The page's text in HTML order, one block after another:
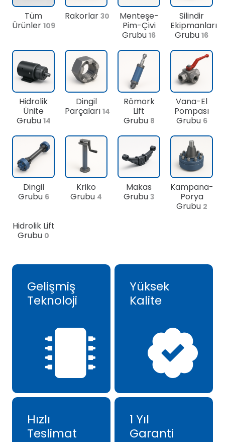
Tüm
Ürünler 109
Rakorlar 30
Menteşe-
Pim-Çivi
Grubu 16
Silindir
Ekipmanları
Grubu 16
Hidrolik
Ünite
Grubu 14
Dingil
Parçaları 14
Römork
Lift
Grubu 8
Vana-El
Pompası
Grubu 6
Dingil
Grubu 6
Kriko
Grubu 4
Makas
Grubu 3
Kampana-
Porya
Grubu 2
Hidrolik Lift
Grubu 0
Gelişmiş
Teknoloji
Yüksek
Kalite
Hızlı
Teslimat
1 Yıl
Garanti